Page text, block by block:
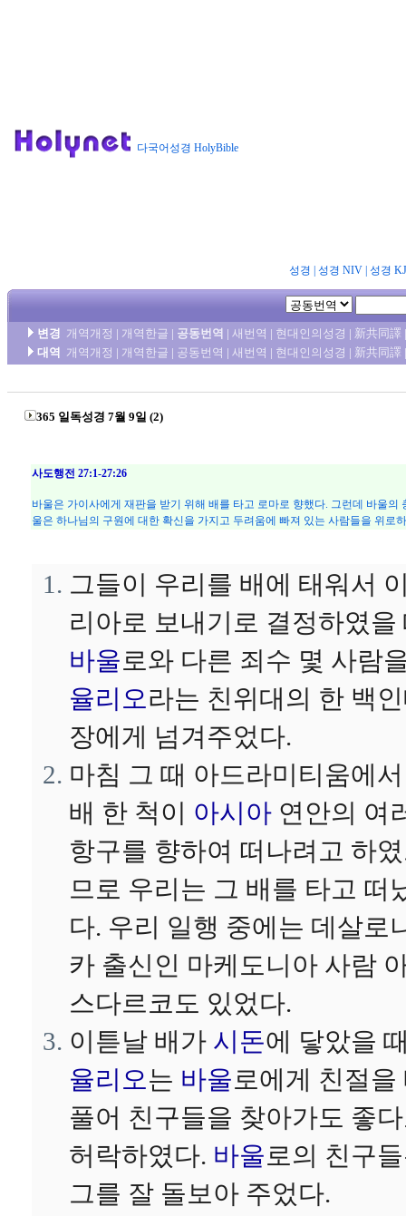
다국어성경 HolyBible
성경 성경 NIV| 성경
변경 개역개정 | 개역한글 | 공동번역 | 새번역 | 현대인의성경 | 新共同譯
대역
개역개정 | 개역한글 | 공동번역 | 새번역 | 현대인의성경 | 新共同譯
365 일독성경 7월 9일 (2)
사도행전 27:1-27:26
바울은 가이사에게 재판을 받기 위해 배를 타고 로마로 향했다. 그런데 바울
울은 하나님의 구원에 대한 확신을 가지고 두려움에 빠져 있는 사람들을 위로
그들이 우리를 배에 태워서
리아로 보내기로 결정하였을
바울 로와 다른 죄수 몇 사람
율리오라는 친위대의 한 백
장에게 넘겨주었다.
마침 그 때 아드라미티움에
배 한 척이 아시아 연안의 여
항구를 향하여 떠나려고 하
므로 우리는 그 배를 타고 떠
다. 우리 일행 중에는 데살로
카 출신인 마케도니아 사람
스다르코도 있었다.
이튿날 배가 시돈에 닿았을
율리오는 바울 로에게 친절을
풀어 친구들을 찾아가도 좋
허락하였다. 바울 로의 친구
그를 잘 돌보아 주었다.